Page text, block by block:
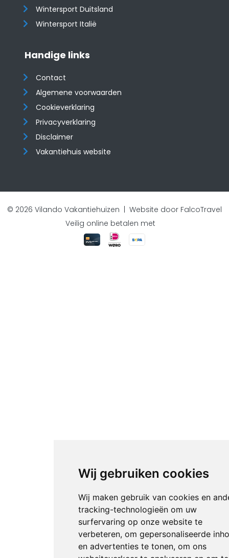
Wij gebruiken cookies
Wij maken gebruik van cookies en
tracking-technologieën om uw
surfervaring op onze website te
verbeteren, om gepersonaliseerde
en advertenties te tonen, om ons
Wintersport Duitsland
Wintersport Italië
Handige links
Contact
Algemene voorwaarden
Cookieverklaring
Privacyverklaring
Disclaimer
Vakantiehuis website
© 2026 Vilando Vakantiehuizen | Website door FalcoTravel
Veilig online betalen met